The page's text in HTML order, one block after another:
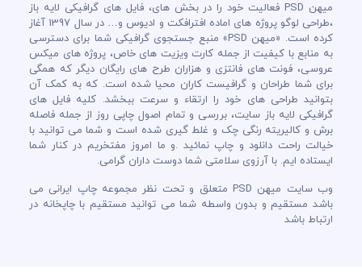
میهن PSD فعالیت خود را در بخش های، فایل های گرافیکی لایه باز
،طراحی لوگو پروژه های اماده افترافکت و ادیوس و… در سال 1397 آغاز
کرده است. «میهن PSD» منبع جستجوی گرافیکی شما برای دسترسی
به منابع با کیفیت از جمله کارت ویزیت های خاص، پروژه های میکس
عروسی، فونت های فانتزی و هزاران طرح های رایگان دیگر که همگی
برای شما طراحان و گرافیست کاران محیا شده است. که به کمک آن
بتوانید طراحی های خود را ارتقاء و سرعت ببخشد. کلیه فایل های
گرافیکی لایه باز سایت، بررسی و تمام اصول چاپی روز از جمله فاصله
برش و کالیریته رنگی چک و غلط گیری شده است و شما می توانید با
خیالت راحت دانلود و چاپ نمائید .و ما امروز مفتخریم در کنار شما
ایستاده ایم. با آرزوی سلامتی شما دوست داران گرامی.
وب سایت میهن PSD متعلق و تحت نظر مجموعه چاپ ایرانی می
باشد مستقیم و بدون واسطه شما می توانید مستقیم با چاپخانه در
ارتباط باشد